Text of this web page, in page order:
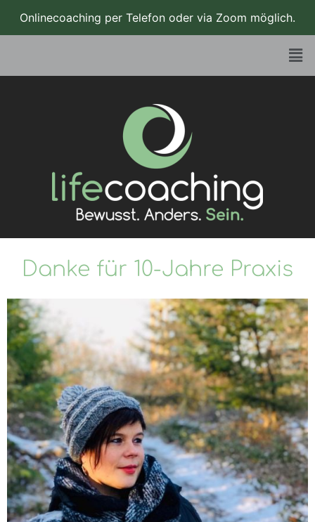
Onlinecoaching per Telefon oder via Zoom möglich.
Inhalt
Danke für 10-Jahre Praxis